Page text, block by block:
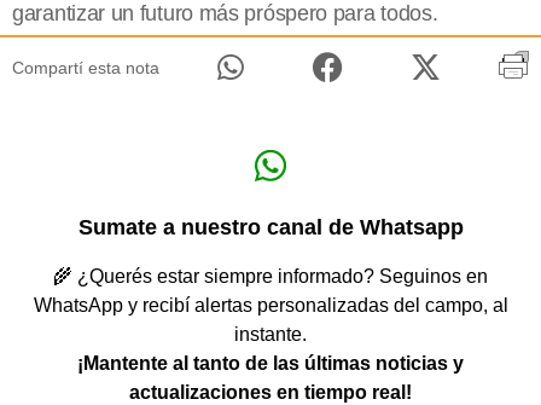
garantizar un futuro más próspero para todos.
Compartí esta nota
Sumate a nuestro canal de Whatsapp
🌾 ¿Querés estar siempre informado? Seguinos en
WhatsApp y recibí alertas personalizadas del campo, al
instante.
¡Mantente al tanto de las últimas noticias y
actualizaciones en tiempo real!